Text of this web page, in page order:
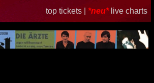
top tickets | *neu* live charts